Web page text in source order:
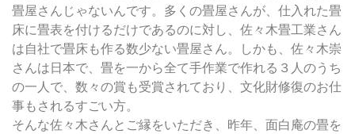
畳屋さんじゃないんです。多くの畳屋さんが、仕入れた畳
床に畳表を付けるだけであるのに対し、佐々木畳工業さん
は自社で畳床も作る数少ない畳屋さん。しかも、佐々木崇
さんは日本で、畳を一から全て手作業で作れる３人のうち
の一人で、数々の賞も受賞されており、文化財修復のお仕
事もされるすごい方。
そんな佐々木さんとご縁をいただき、昨年、面白庵の畳を